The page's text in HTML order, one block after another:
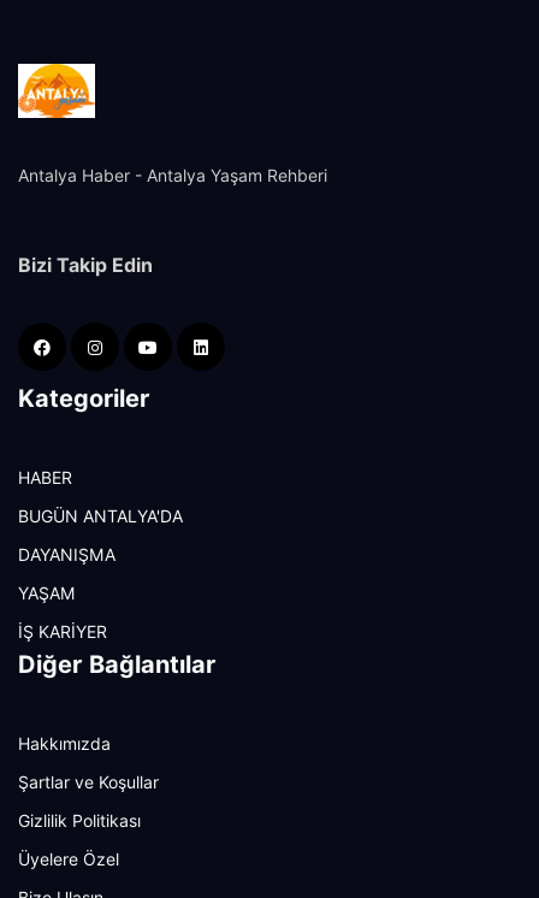
Antalya Haber - Antalya Yaşam Rehberi
Bizi Takip Edin
Kategoriler
HABER
BUGÜN ANTALYA'DA
DAYANIŞMA
YAŞAM
İŞ KARİYER
Diğer Bağlantılar
Hakkımızda
Şartlar ve Koşullar
Gizlilik Politikası
Üyelere Özel